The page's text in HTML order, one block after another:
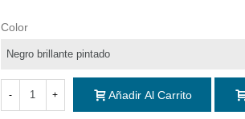
Color
- + Añadir Al Carrito